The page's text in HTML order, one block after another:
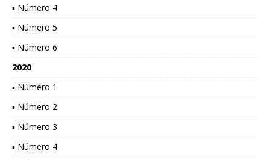
▪ Número 4
▪ Número 5
▪ Número 6
2020
▪ Número 1
▪ Número 2
▪ Número 3
▪ Número 4